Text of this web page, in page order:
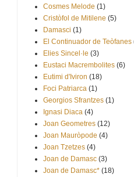
Cosmes Melode (1)
Cristòfol de Mitilene (5)
Damasci (1)
El Continuador de Teòfanes
Elies Sincel·le (3)
Eustaci Macrembolites (6)
Eutimi d'Iviron (18)
Foci Patriarca (1)
Georgios Sfrantzes (1)
Ignasi Diaca (4)
Joan Geometres (12)
Joan Mauròpode (4)
Joan Tzetzes (4)
Joan de Damasc (3)
Joan de Damasc* (18)